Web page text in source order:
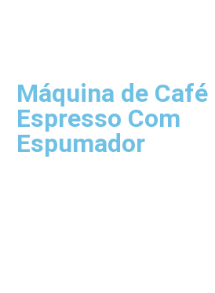
Máquina de Café
Espresso Com
Espumador